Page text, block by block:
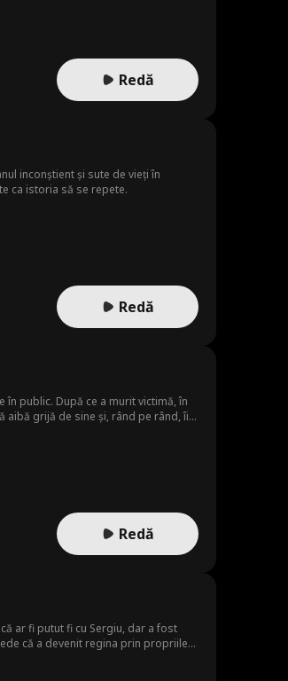
Redă
inconștient și sute de vieți în
ca istoria să se repete.
Redă
public. După ce a murit victimă, în
aibă grijă de sine și, rând pe rând, îi
Redă
ar fi putut fi cu Sergiu, dar a fost
că a devenit regina prin propriile